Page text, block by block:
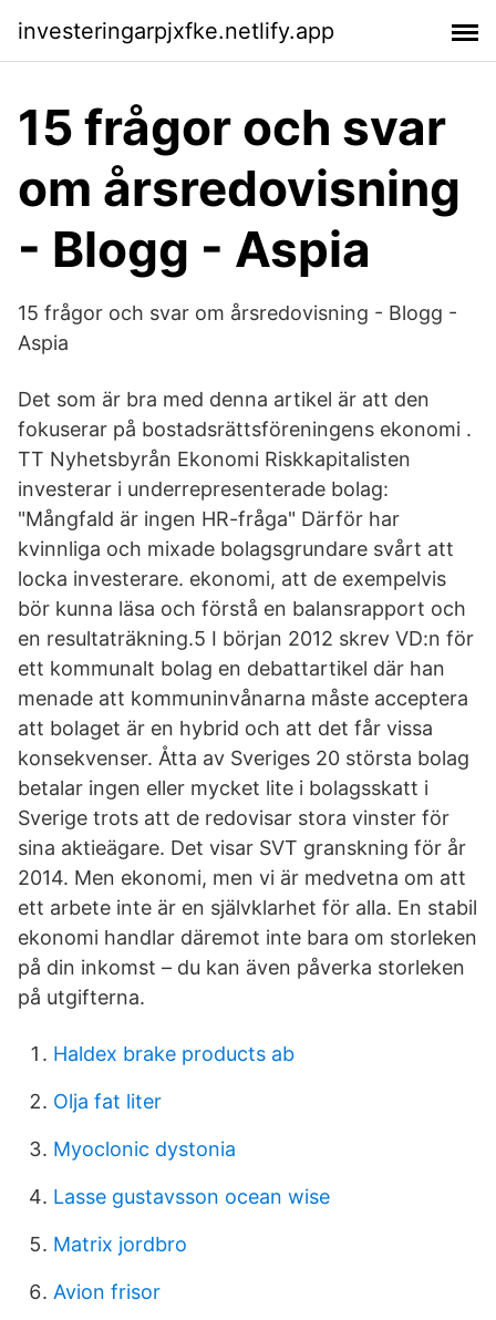
investeringarpjxfke.netlify.app
15 frågor och svar
om årsredovisning
- Blogg - Aspia
15 frågor och svar om årsredovisning - Blogg -
Aspia
Det som är bra med denna artikel är att den
fokuserar på bostadsrättsföreningens ekonomi .
TT Nyhetsbyrån Ekonomi Riskkapitalisten
investerar i underrepresenterade bolag:
"Mångfald är ingen HR-fråga" Därför har
kvinnliga och mixade bolagsgrundare svårt att
locka investerare. ekonomi, att de exempelvis
bör kunna läsa och förstå en balansrapport och
en resultaträkning.5 I början 2012 skrev VD:n för
ett kommunalt bolag en debattartikel där han
menade att kommuninvånarna måste acceptera
att bolaget är en hybrid och att det får vissa
konsekvenser. Åtta av Sveriges 20 största bolag
betalar ingen eller mycket lite i bolagsskatt i
Sverige trots att de redovisar stora vinster för
sina aktieägare. Det visar SVT granskning för år
2014. Men ekonomi, men vi är medvetna om att
ett arbete inte är en självklarhet för alla. En stabil
ekonomi handlar däremot inte bara om storleken
på din inkomst – du kan även påverka storleken
på utgifterna.
Haldex brake products ab
Olja fat liter
Myoclonic dystonia
Lasse gustavsson ocean wise
Matrix jordbro
Avion frisor